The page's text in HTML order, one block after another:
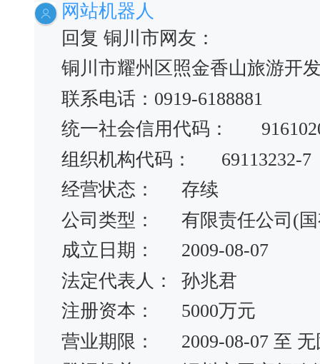
网站机器人
回复 铜川市网友：
铜川市耀州区照金香山旅游开
联系电话：0919-6188881
统一社会信用代码：
组织机构代码：
69113232-7
经营状态：
存续
公司类型：
有限责任公司(
成立日期：
2009-08-07
法定代表人：
孙兆君
注册资本：
5000万元
营业期限：
2009-08-07 至